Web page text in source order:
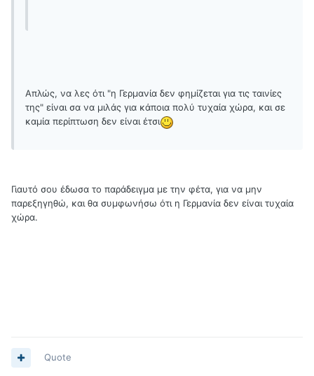
Απλώς, να λες ότι "η Γερμανία δεν φημίζεται για τις ταινίες
της" είναι σα να μιλάς για κάποια πολύ τυχαία χώρα, και σε
καμία περίπτωση δεν είναι έτσι
Γιαυτό σου έδωσα το παράδειγμα με την φέτα, για να μην
παρεξηγηθώ, και θα συμφωνήσω ότι η Γερμανία δεν είναι τυχαία
χώρα.
Quote